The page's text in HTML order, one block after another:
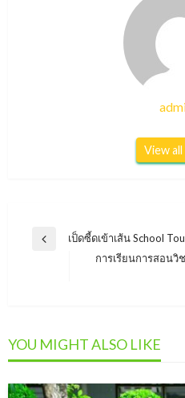
View
แนะแนว
Previousเป็ดซี้ดเข้าเส้น School
การเรียนการสอนวิ
YOU MIGHT ALSO LIKE